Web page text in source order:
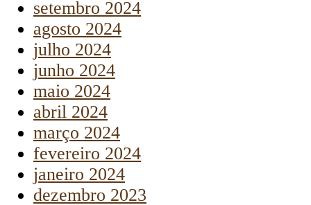
setembro 2024
agosto 2024
julho 2024
junho 2024
maio 2024
abril 2024
março 2024
fevereiro 2024
janeiro 2024
dezembro 2023